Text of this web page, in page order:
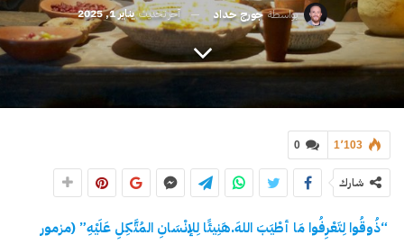
بواسطةجورج حداد آخر تحديثيناير 1, 2025
0 1٬103
شارك
“ذُوقُوا لِتَعْرِفُوا مَا أطْيَبَ اللهَ.هَنِيئًا لِلإنْسَانِ المُتَّكِلِ عَلَيْهِ” (مزمور